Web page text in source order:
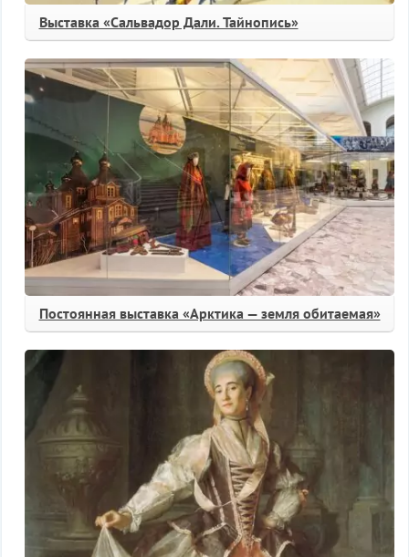
Выставка «Сальвадор Дали. Тайнопись»
Постоянная выставка «Арктика — земля обитаемая»